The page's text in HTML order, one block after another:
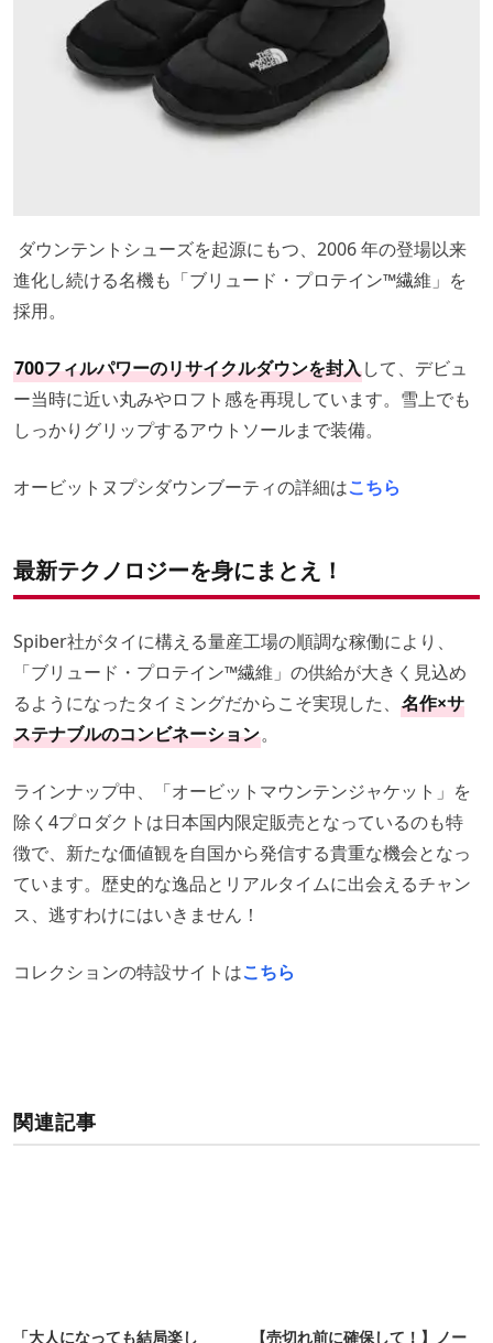
ダウンテントシューズを起源にもつ、2006 年の登場以来
進化し続ける名機も「ブリュード・プロテイン™️繊維」を
採用。
700フィルパワーのリサイクルダウンを封入して、デビュ
ー当時に近い丸みやロフト感を再現しています。雪上でも
しっかりグリップするアウトソールまで装備。
オービットヌプシダウンブーティの詳細はこちら
最新テクノロジーを身にまとえ！
Spiber社がタイに構える量産工場の順調な稼働により、
「ブリュード・プロテイン™️繊維」の供給が大きく見込め
るようになったタイミングだからこそ実現した、 名作×サ
ステナブルのコンビネーション。
ラインナップ中、「オービットマウンテンジャケット」を
除く4プロダクトは日本国内限定販売となっているのも特
徴で、新たな価値観を自国から発信する貴重な機会となっ
ています。歴史的な逸品とリアルタイムに出会えるチャン
ス、逃すわけにはいきません！
コレクションの特設サイトはこちら
関連記事
「大人になっても結局楽し 【売切れ前に確保して！】ノー